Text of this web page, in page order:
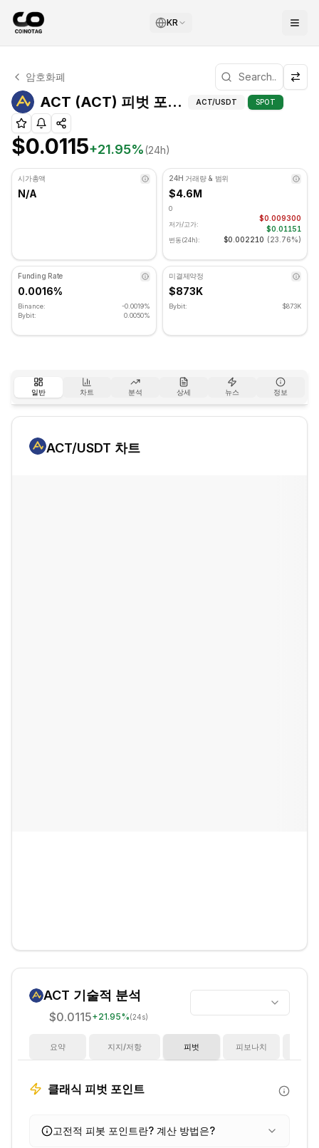
KR
ACT 기술적 분석
ACT 현재 $0.0115에 거래되고 있습니다. RSI 지표는
암호화폐
ACT (ACT) 피벗 포인트 ACT (ACT) 피벗
ACT/USDT SPOT
$0.0115+21.95%(24h)
시가총액
N/A
24H 거래량 & 범위
$4.6M
0
저가/고가:
$0.009300
$0.01151
변동(24h): $0.002210 (23.76%)
Funding Rate
0.0016%
Binance:
-0.0019%
Bybit:
0.0050%
미결제약정
$873K
Bybit: $873K
일반 차트 분석 상세 뉴스 정보
ACT/USDT 차트
ACT 기술적 분석
$0.0115+21.95%(24s)
요약 지지/저항 피벗 피보나치
클래식 피벗 포인트
고전적 피봇 포인트란? 계산 방법은?